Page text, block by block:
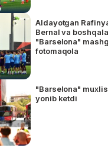
Aldayotgan
Bernal va
"Barselona"
fotomaqola
"Barselona"
yonib ketdi